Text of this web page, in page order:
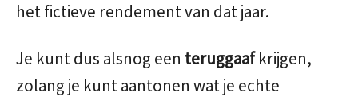
het fictieve rendement van dat jaar.
Je kunt dus alsnog een teruggaafkrijgen,
zolang je kunt aantonen wat je echte